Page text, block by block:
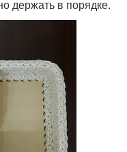
держать в порядке.